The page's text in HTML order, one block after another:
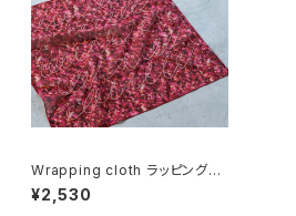
Wrapping cloth ラッピングク
ロス[herbs Rose]
¥2,530